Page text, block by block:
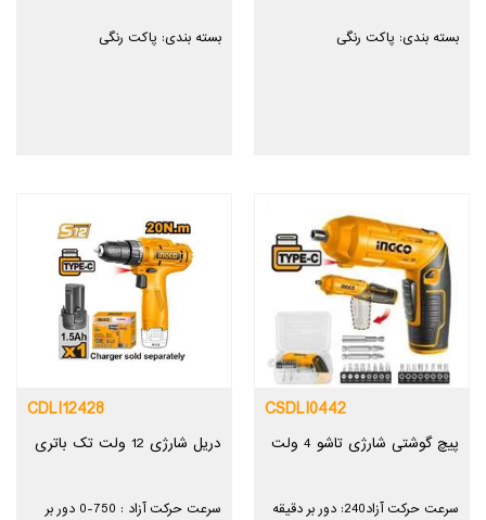
بسته بندی: پاکت رنگی بسته بندی: پاکت رنگی
CSDLI0442
پیچ گوشتی شارژی تاشو 4 ولت
سرعت حرکت آزاد240: دور بر دقیقه
CDLI12428
دریل شارژی 12 ولت تک باتری
سرعت حرکت آزاد : 750-0 دور بر